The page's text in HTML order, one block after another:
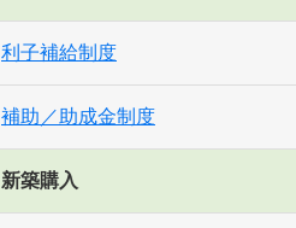
利子補給制度
補助／助成金制度
新築購入